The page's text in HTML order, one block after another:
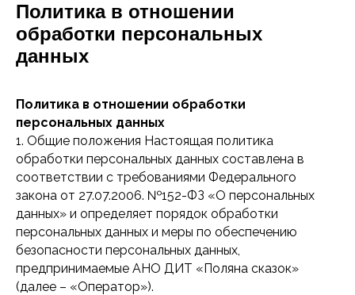
Политика в отношении
обработки персональных
данных
Политика в отношении обработки
персональных данных
1. Общие положения Настоящая политика
обработки персональных данных составлена в
соответствии с требованиями Федерального
закона от 27.07.2006. №152-ФЗ «О персональных
данных» и определяет порядок обработки
персональных данных и меры по обеспечению
безопасности персональных данных,
предпринимаемые АНО ДИТ «Поляна сказок»
(далее – «Оператор»).